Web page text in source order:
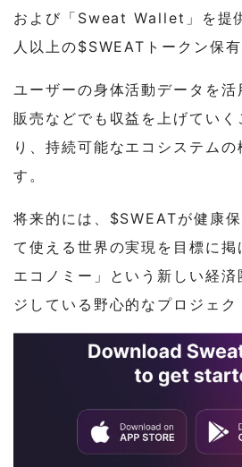
および「Sweat Wallet」を提
人以上の$SWEATトークン保
ユーザーの身体活動データを活
販売などでも収益を上げていく
り、持続可能なエコシステムの
す。
将来的には、$SWEATが健康
て使える世界の実現を目標に掲
エコノミー」という新しい経
ジしている野心的なプロジェク